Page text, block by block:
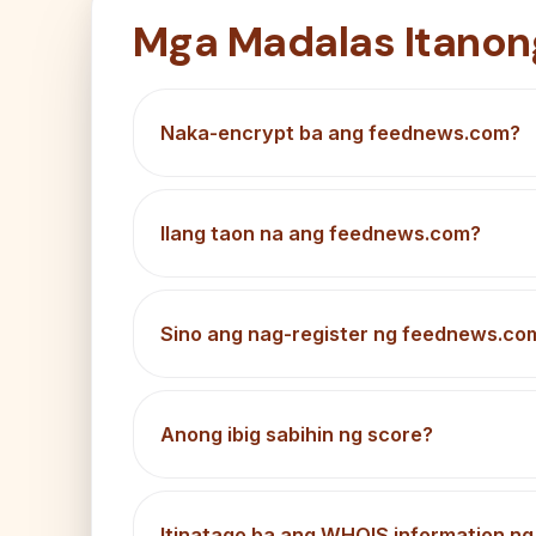
Mga Madalas
Naka-encrypt ba ang feednews.com?
Ilang taon na ang feednews.com?
Sino ang nag-register ng
Anong ibig sabihin ng score?